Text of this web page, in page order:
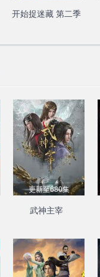
开始捉迷藏 第二季
更新至680集
武神主宰